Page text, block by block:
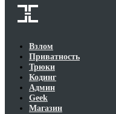
Взлом
Приватность
Трюки
Кодинг
Админ
Geek
Магазин